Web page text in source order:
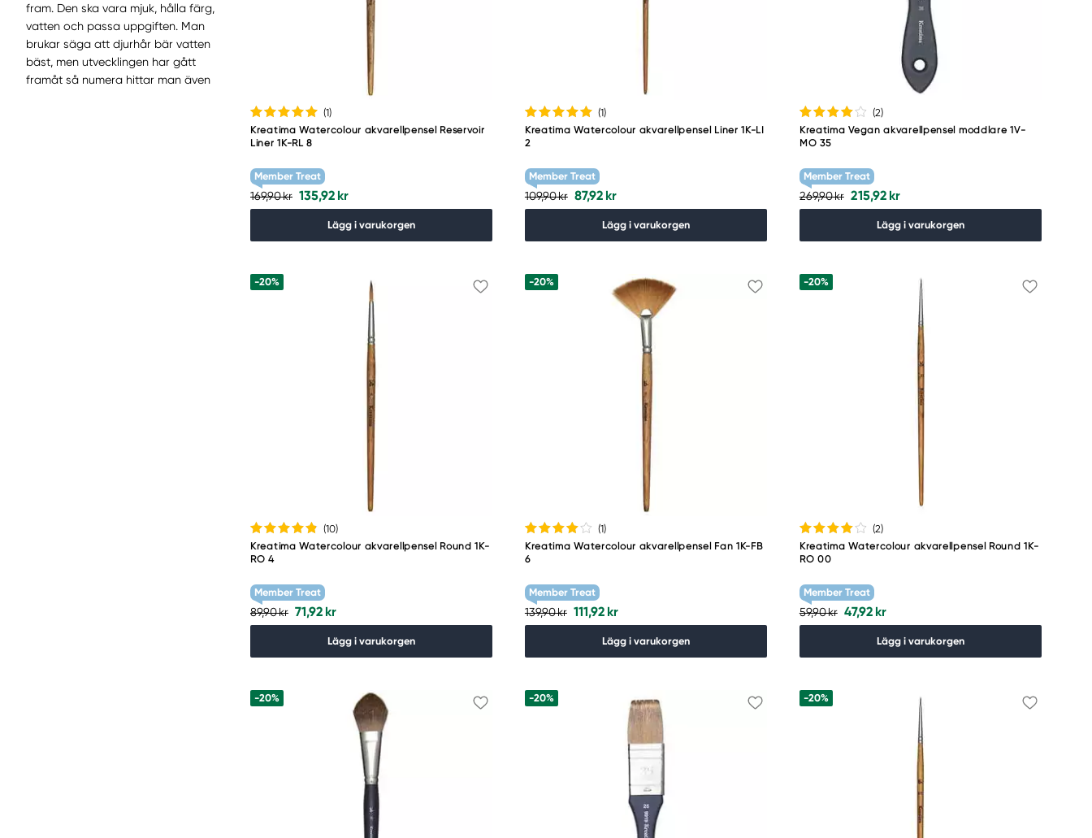
fram. Den ska vara mjuk, hålla färg,
vatten och passa uppgiften. Man
brukar säga att djurhår bär vatten
bäst, men utvecklingen har gått
framåt så numera hittar man även
(1)
Kreatima Watercolour akvarellpensel Reservoir
Liner 1K-RL 8
Member Treat
169,90 kr 135,92 kr
Lägg i varukorgen
(1)
Kreatima Watercolour akvarellpensel Liner 1K-LI
2
Member Treat
109,90 kr 87,92 kr
Lägg i varukorgen
(2)
Kreatima Vegan akvarellpensel moddlare 1V-
MO 35
Member Treat
269,90 kr 215,92 kr
Lägg i varukorgen
-20%
(10)
Kreatima Watercolour akvarellpensel Round 1K-
RO 4
Member Treat
89,90 kr 71,92 kr
Lägg i varukorgen
-20%
(1)
Kreatima Watercolour akvarellpensel Fan 1K-FB
6
Member Treat
139,90 kr 111,92 kr
Lägg i varukorgen
-20%
(2)
Kreatima Watercolour akvarellpensel Round 1K-
RO 00
Member Treat
59,90 kr 47,92 kr
Lägg i varukorgen
-20% -20% -20%